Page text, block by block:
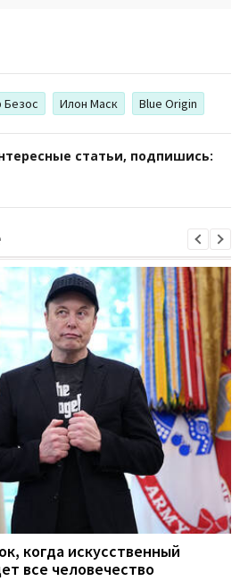
Илон Маск Blue Origin
статьи, подпишись:
когда искусственный
все человечество